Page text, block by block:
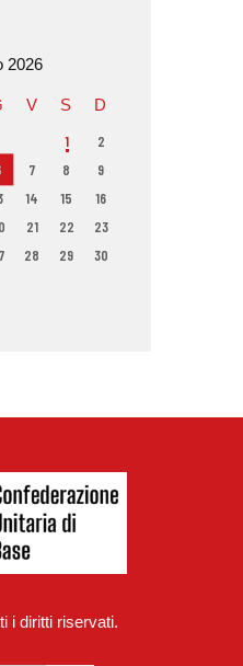
2026
V S D
1
2
7 8
9
14 15
16
21 22
23
28 29
30
i diritti riservati.